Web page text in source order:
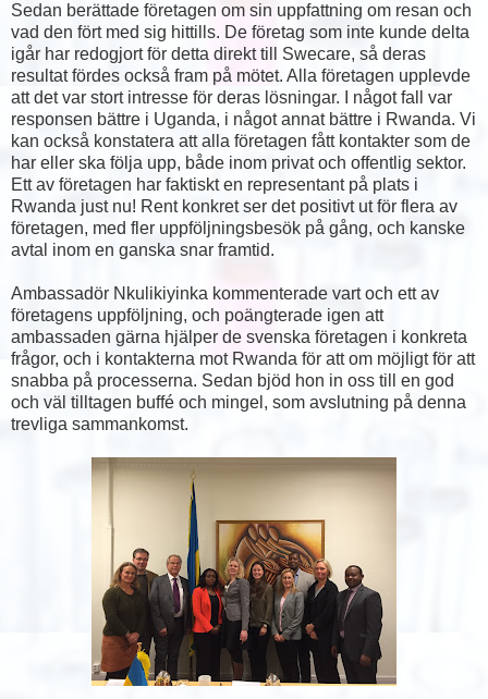
Sedan berättade företagen om sin uppfattning om resan och
vad den fört med sig hittills. De företag som inte kunde delta
igår har redogjort för detta direkt till Swecare, så deras
resultat fördes också fram på mötet. Alla företagen upplevde
att det var stort intresse för deras lösningar. I något fall var
responsen bättre i Uganda, i något annat bättre i Rwanda. Vi
kan också konstatera att alla företagen fått kontakter som de
har eller ska följa upp, både inom privat och offentlig sektor.
Ett av företagen har faktiskt en representant på plats i
Rwanda just nu! Rent konkret ser det positivt ut för flera av
företagen, med fler uppföljningsbesök på gång, och kanske
avtal inom en ganska snar framtid.
Ambassadör Nkulikiyinka kommenterade vart och ett av
företagens uppföljning, och poängterade igen att
ambassaden gärna hjälper de svenska företagen i konkreta
frågor, och i kontakterna mot Rwanda för att om möjligt för att
snabba på processerna. Sedan bjöd hon in oss till en god
och väl tilltagen buffé och mingel, som avslutning på denna
trevliga sammankomst.